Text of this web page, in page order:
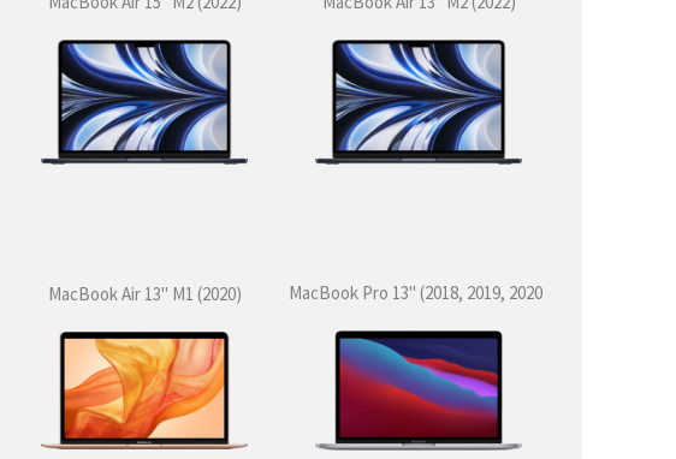
MacBook Air 13" M1 (2020) MacBook Pro 13" (2018, 2019, 2020)